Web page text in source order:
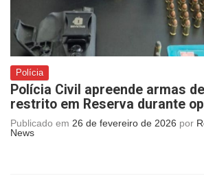
Polícia
Polícia Civil apreende armas
restrito em Reserva durante
Publicado em 26 de fevereiro de 2026 por
News